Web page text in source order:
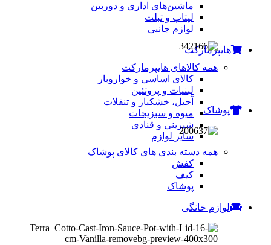
ماشین‌های اداری و دوربین
لپتاپ و تبلت
لوازم جانبی
هایپرمارکت
همه کالاهای هایپرمارکت
کالای اساسی و خواروبار
لبنیات و پروتئین
آجیل، خشکبار و تنقلات
میوه و سبزیجات
شیرینی و قنادی
سایر لوازم
پوشاک
همه دسته بندی های کالای پوشاک
کفش
کیف
پوشاک
لوازم خانگی